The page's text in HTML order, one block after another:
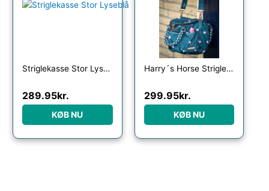
Striglekasse Stor Lyseblå
289.95kr.
KØB NU
Harry´s Horse Strigletaske LouLou
299.95kr.
KØB NU